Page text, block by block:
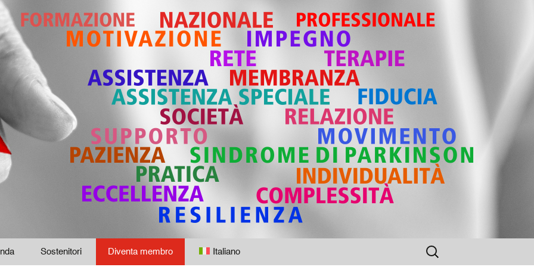
Sostenitori Diventa membro Italiano
Ricerca
per: